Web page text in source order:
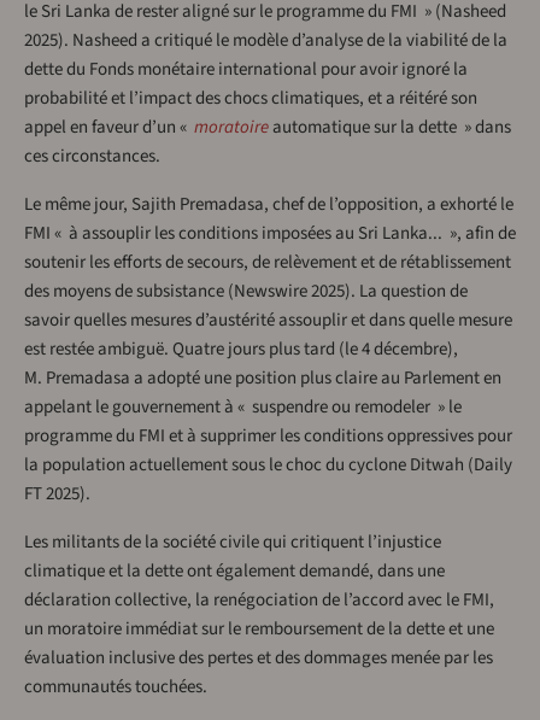
le Sri Lanka de rester aligné sur le programme du FMI » (Nasheed
2025). Nasheed a critiqué le modèle d’analyse de la viabilité de la
dette du Fonds monétaire international pour avoir ignoré la
probabilité et l’impact des chocs climatiques, et a réitéré son
appel en faveur d’un « moratoireautomatique sur la dette » dans
ces circonstances.
Le même jour, Sajith Premadasa, chef de l’opposition, a exhorté le
FMI « à assouplir les conditions imposées au Sri Lanka... », afin de
soutenir les efforts de secours, de relèvement et de rétablissement
des moyens de subsistance (Newswire 2025). La question de
savoir quelles mesures d’austérité assouplir et dans quelle mesure
est restée ambiguë. Quatre jours plus tard (le 4 décembre),
M. Premadasa a adopté une position plus claire au Parlement en
appelant le gouvernement à « suspendre ou remodeler » le
programme du FMI et à supprimer les conditions oppressives pour
la population actuellement sous le choc du cyclone Ditwah (Daily
FT 2025).
Les militants de la société civile qui critiquent l’injustice
climatique et la dette ont également demandé, dans une
déclaration collective, la renégociation de l’accord avec le FMI,
un moratoire immédiat sur le remboursement de la dette et une
évaluation inclusive des pertes et des dommages menée par les
communautés touchées.